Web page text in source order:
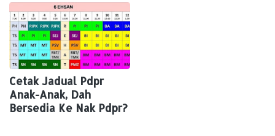
Cetak Jadual Pdpr
Anak-Anak, Dah
Bersedia Ke Nak Pdpr?